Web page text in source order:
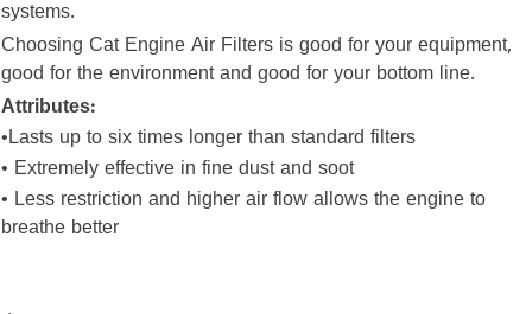
systems.
Choosing Cat Engine Air Filters is good for your equipment,
good for the environment and good for your bottom line.
Attributes:
•Lasts up to six times longer than standard filters
• Extremely effective in fine dust and soot
• Less restriction and higher air flow allows the engine to
breathe better